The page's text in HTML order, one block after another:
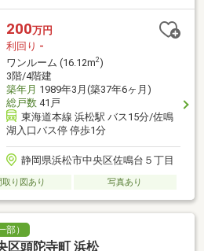
200万円
利回り -
ワンルーム (16.12m2)
3階/4階建
築年月 1989年3月(築37年6ヶ月)
総戸数41戸
東海道本線 浜松駅 バス15分/佐鳴
湖入口バス停 停歩1分
静岡県浜松市中央区佐鳴台５丁目
取り図あり 写真あり
）
区頭陀寺町 浜松